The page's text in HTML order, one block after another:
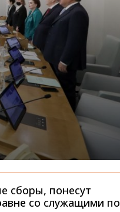
сборы, понесут
со служащими по